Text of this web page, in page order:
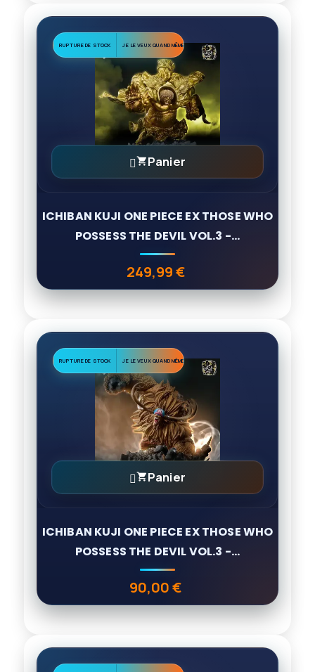
RUPTURE DE STOCK JE LE VEUX QUAND MÊME
Panier
ICHIBAN KUJI ONE PIECE EX THOSE WHO
POSSESS THE DEVIL VOL.3 -...
Prix
249,99 €
RUPTURE DE STOCK JE LE VEUX QUAND MÊME
Panier
ICHIBAN KUJI ONE PIECE EX THOSE WHO
POSSESS THE DEVIL VOL.3 -...
Prix
90,00 €